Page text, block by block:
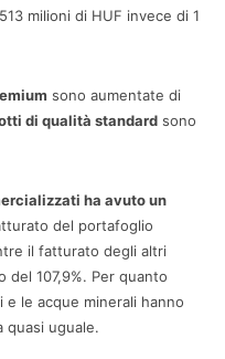
milioni di HUF invece di 1
sono aumentate di
di qualità standard sono
ha avuto un
del portafoglio
il fatturato degli altri
107,9%. Per quanto
e le acque minerali hanno
quasi uguale.